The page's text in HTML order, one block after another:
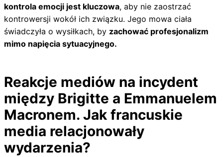
kontrola emocji jest kluczowa, aby nie zaostrzać
kontrowersji wokół ich związku. Jego mowa ciała
świadczyła o wysiłkach, by zachować profesjonalizm
mimo napięcia sytuacyjnego.
Reakcje mediów na incydent
między Brigitte a Emmanuelem
Macronem. Jak francuskie
media relacjonowały
wydarzenia?